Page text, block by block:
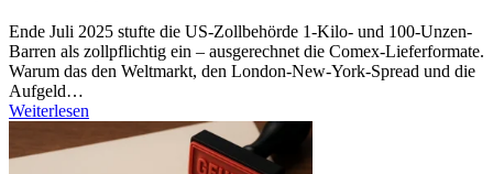
Ende Juli 2025 stufte die US-Zollbehörde 1-Kilo- und 100-Unzen-
Barren als zollpflichtig ein – ausgerechnet die Comex-Lieferformate.
Warum das den Weltmarkt, den London-New-York-Spread und die
Aufgeld…
Weiterlesen